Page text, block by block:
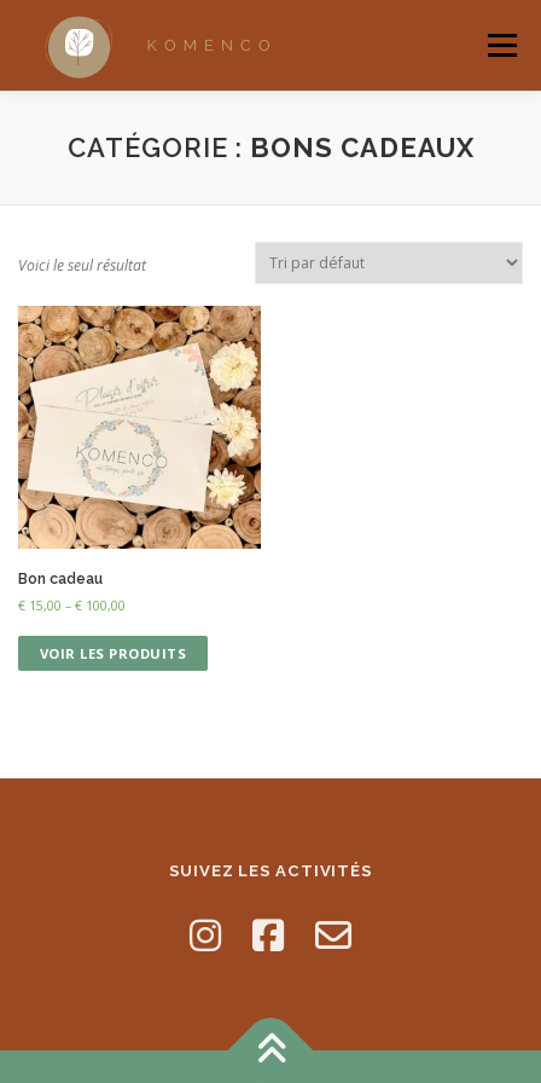
contenu
Menu
ACCUEIL A PROPOS ACCOMPAGNEMENTS
QUI SUIS-JE ? BOUTIQUE
CATÉGORIE : BONS CADEAUX
Voici le seul résultat
Bon cadeau
€ 15,00 – € 100,00
VOIR LES PRODUITS
SUIVEZ LES ACTIVITÉS